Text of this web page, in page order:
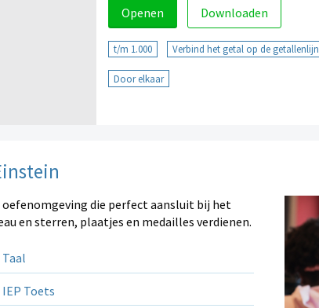
Openen Downloaden
t/m 1.000 Verbind het getal op de getallenlijn
Door elkaar
die perfect aansluit bij het
en sterren, plaatjes en medailles verdienen.
Taal
IEP Toets